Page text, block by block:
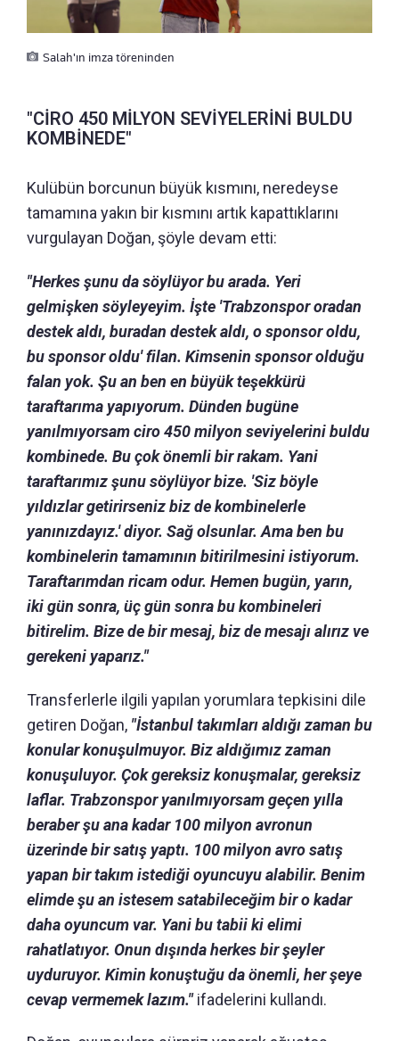
Salah'ın imza töreninden
"CİRO 450 MİLYON SEVİYELERİNİ BULDU
KOMBİNEDE"
Kulübün borcunun büyük kısmını, neredeyse
tamamına yakın bir kısmını artık kapattıklarını
vurgulayan Doğan, şöyle devam etti:
"Herkes şunu da söylüyor bu arada. Yeri
gelmişken söyleyeyim. İşte 'Trabzonspor oradan
destek aldı, buradan destek aldı, o sponsor oldu,
bu sponsor oldu' filan. Kimsenin sponsor olduğu
falan yok. Şu an ben en büyük teşekkürü
taraftarıma yapıyorum. Dünden bugüne
yanılmıyorsam ciro 450 milyon seviyelerini buldu
kombinede. Bu çok önemli bir rakam. Yani
taraftarımız şunu söylüyor bize. 'Siz böyle
yıldızlar getirirseniz biz de kombinelerle
yanınızdayız.' diyor. Sağ olsunlar. Ama ben bu
kombinelerin tamamının bitirilmesini istiyorum.
Taraftarımdan ricam odur. Hemen bugün, yarın,
iki gün sonra, üç gün sonra bu kombineleri
bitirelim. Bize de bir mesaj, biz de mesajı alırız ve
gerekeni yaparız."
Transferlerle ilgili yapılan yorumlara tepkisini dile
getiren Doğan, "İstanbul takımları aldığı zaman bu
konular konuşulmuyor. Biz aldığımız zaman
konuşuluyor. Çok gereksiz konuşmalar, gereksiz
laflar. Trabzonspor yanılmıyorsam geçen yılla
beraber şu ana kadar 100 milyon avronun
üzerinde bir satış yaptı. 100 milyon avro satış
yapan bir takım istediği oyuncuyu alabilir. Benim
elimde şu an istesem satabileceğim bir o kadar
daha oyuncum var. Yani bu tabii ki elimi
rahatlatıyor. Onun dışında herkes bir şeyler
uyduruyor. Kimin konuştuğu da önemli, her şeye
cevap vermemek lazım."ifadelerini kullandı.